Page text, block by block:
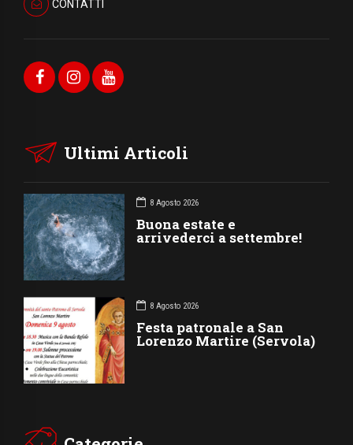
CONTATTI
Ultimi Articoli
8 Agosto 2026
Buona estate e
arrivederci a settembre!
8 Agosto 2026
Festa patronale a San
Lorenzo Martire (Servola)